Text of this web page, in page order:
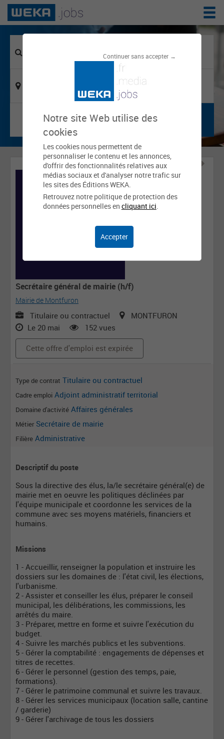
Continuer sans accepter →
Notre site Web utilise des
cookies
Les cookies nous permettent de
personnaliser le contenu et les annonces,
d'offrir des fonctionnalités relatives aux
médias sociaux et d'analyser notre trafic sur
les sites des Éditions WEKA.
Retrouvez notre politique de protection des
données personnelles en cliquant ici.
Accepter
Secrétaire général de mairie (h/f)
Mairie de Montfuron
Titulaire ou contractuel
MONTFURON
Le 20 mai
152 vues
Cette offre d'emploi est expirée
Type de contrat Titulaire ou contractuel
Cadre emploi Adjoint administratif territorial
Domaine d'activité Affaires générales
Métier Secrétaire de mairie
Filière Administrative
Descriptif du poste
Sous la directive des élus, la/le secrétaire général(e) de
mairie met en oeuvre les politiques déclinées par
l'équipe municipale et coordonne les services de la
commune avec ses moyens matériels, financiers et
humains.
Missions
1 - Accueillir, renseigner la population et instruire les
dossiers sur les domaines de : l'état civil, les élections,
l'urbanisme.
2 - Assister et conseiller les élus, préparer le conseil
municipal, les délibérations, les commissions, les
arrêtés du maire.
3 - Préparer, mettre en forme et suivre l'exécution du
budget.
4 - Suivre les marchés publics et les subventions.
5 - Gérer la comptabilité : engagements de dépenses et
titres de recettes.
6 - Gérer le personnel (gestion des temps, paie,
formations).
7 - Gérer le patrimoine communal et suivre les travaux.
8 - Gérer les services municipaux (location salle, cantine
/ garderie)
9 - Gérer l'archivage de tous les dossiers